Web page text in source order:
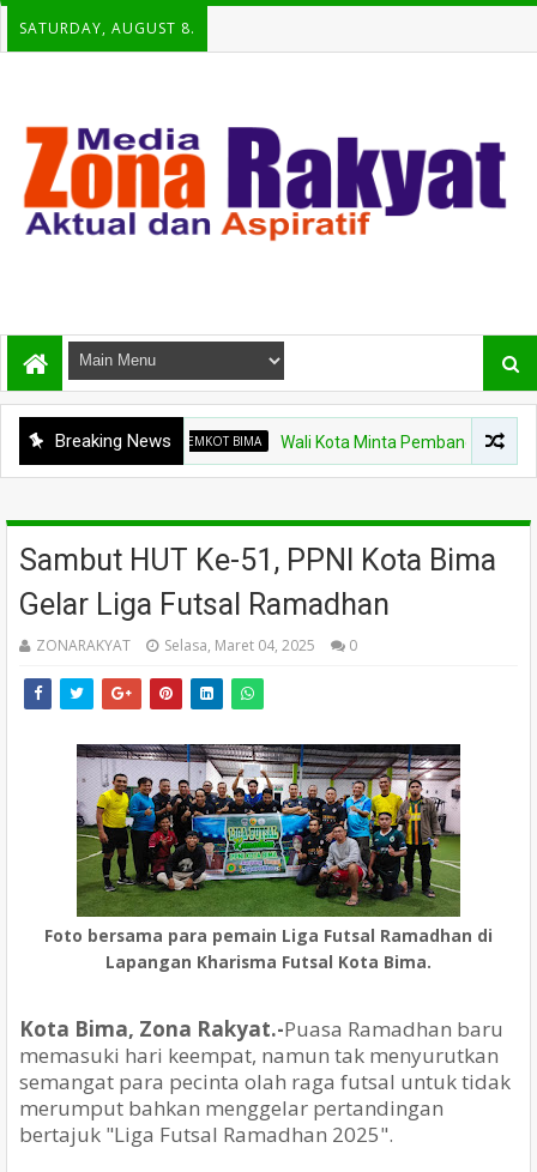
SATURDAY, AUGUST 8.
Breaking News
PEMKOT BIMA Wali Kota Minta Pembangunan Gedung
Sambut HUT Ke-51, PPNI Kota Bima
Gelar Liga Futsal Ramadhan
ZONARAKYAT Selasa, Maret 04, 2025 0
Foto bersama para pemain Liga Futsal Ramadhan di
Lapangan Kharisma Futsal Kota Bima.
Kota Bima, Zona Rakyat.-Puasa Ramadhan baru
memasuki hari keempat, namun tak menyurutkan
semangat para pecinta olah raga futsal untuk tidak
merumput bahkan menggelar pertandingan
bertajuk "Liga Futsal Ramadhan 2025".